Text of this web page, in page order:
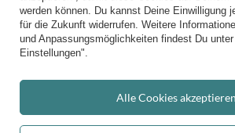
Kiddymoon.de,49 Hevea Road,DE13 0SH
werden können. Du kannst Deine Einwilligung
für die Zukunft widerrufen. Weitere
und Anpassungsmöglichkeiten findest Du
Einstellungen".
Alle Cookies akzeptieren